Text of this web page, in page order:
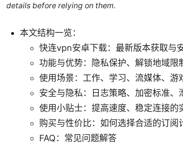
details before relying on them.
本文结构一览：
快连vpn安卓下载：最新版本获取与
功能与优势：隐私保护、解锁地域限
使用场景：工作、学习、流媒体、游
安全与隐私：日志策略、加密标准、
使用小贴士：提高速度、稳定连接的
购买与性价比：如何选择合适的订阅
FAQ：常见问题解答